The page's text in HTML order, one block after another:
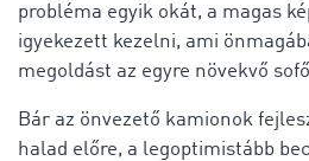
probléma egyik okát, a magas
igyekezett kezelni, ami
megoldást az egyre növekvő
Bár az önvezető kamionok
halad előre, a legoptimistább